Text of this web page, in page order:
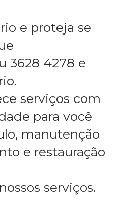
e proteja se
3628 4278 e
serviços com
para você
manutenção
e restauração
serviços.